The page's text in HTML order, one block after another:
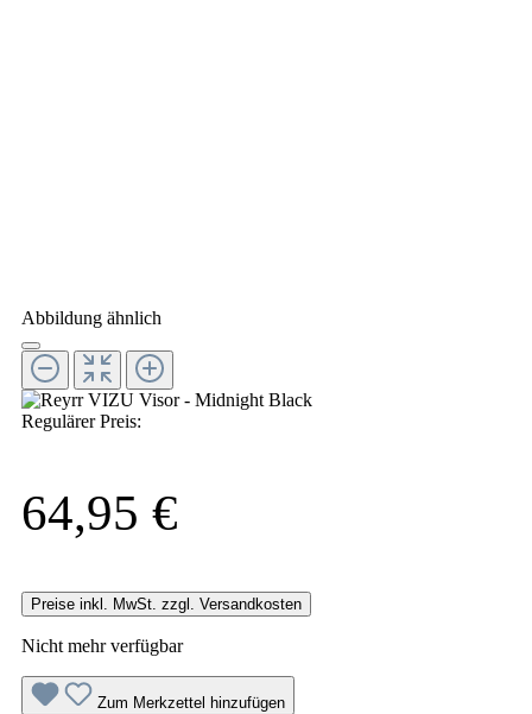
Abbildung ähnlich
Regulärer Preis:
64,95 €
Preise inkl. MwSt. zzgl. Versandkosten
Nicht mehr verfügbar
Zum Merkzettel hinzufügen